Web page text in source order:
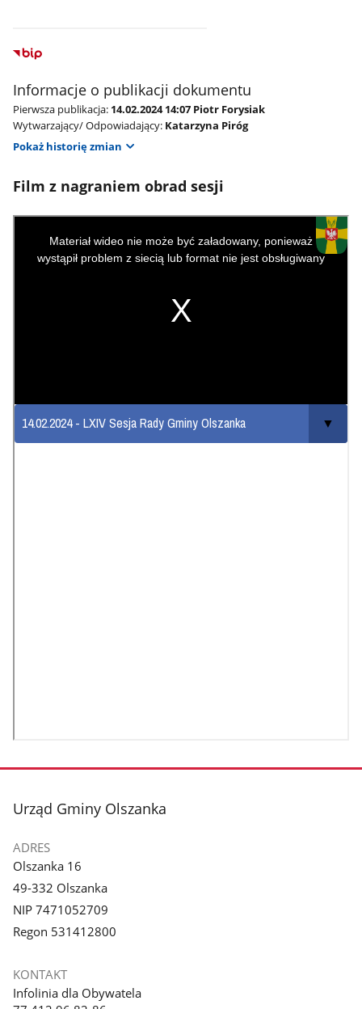
Informacje o publikacji dokumentu
Pierwsza publikacja: 14.02.2024 14:07 Piotr Forysiak
Wytwarzający/ Odpowiadający: Katarzyna Piróg
Pokaż historię zmian
Film z nagraniem obrad sesji
stopka
Urząd Gminy Olszanka
ADRES
Olszanka 16
49-332 Olszanka
NIP 7471052709
Regon 531412800
KONTAKT
Infolinia dla Obywatela